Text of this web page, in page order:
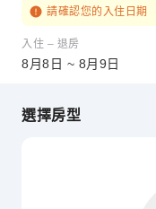
請確認您的入住日期
入住 – 退房
8月8日 ~ 8月9日
選擇房型